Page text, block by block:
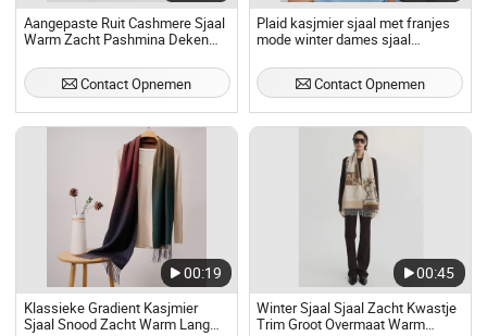
Aangepaste Ruit Cashmere Sjaal
Warm Zacht Pashmina Deken
Contact Opnemen
Plaid kasjmier sjaal met franjes
mode winter dames sjaal
Contact Opnemen
00:19
Klassieke Gradient Kasjmier
Sjaal Snood Zacht Warm Lang
00:45
Winter Sjaal Sjaal Zacht Kwastje
Trim Groot Overmaat Warm